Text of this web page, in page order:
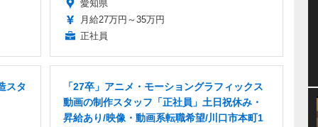
愛知県
月給27万円～35万円
正社員
スタ
「27卒」アニメ・モーショングラフィックス
動画の制作スタッフ「正社員」土日祝休み・
昇給あり/映像・動画系転職希望/川口市本町1